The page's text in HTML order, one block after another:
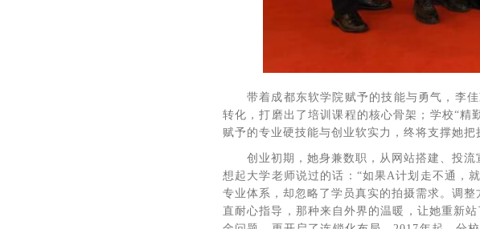
带着成都东软学院赋予的技能与勇气，李
转化，打磨出了培训课程的核心骨架；学校“精
赋予的专业硬技能与创业软实力，终将支撑她把
创业初期，她身兼数职，从网站搭建、投
想起大学老师说过的话：“如果A计划走不通，
专业体系，却忽略了学员真实的拍摄需求。调
直耐心指导，那种来自外界的温暖，让她重新